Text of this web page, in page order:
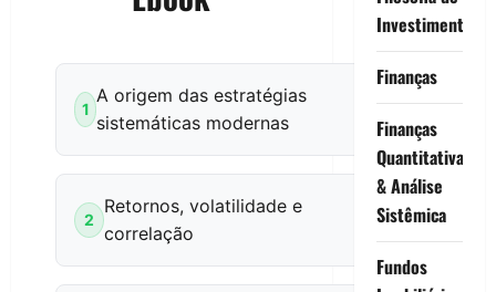
1
A origem das estratégias
sistemáticas modernas
2
Retornos, volatilidade e
correlação
Investimento
Finanças
Finanças
Quantitativas
& Análise
Sistêmica
Fundos